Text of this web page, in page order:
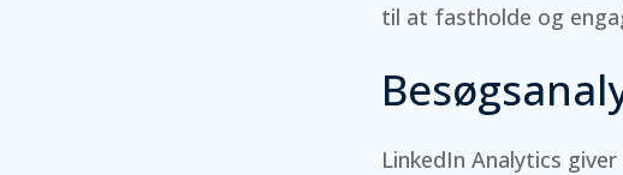
til at fastholde og
LinkedIn Analytics